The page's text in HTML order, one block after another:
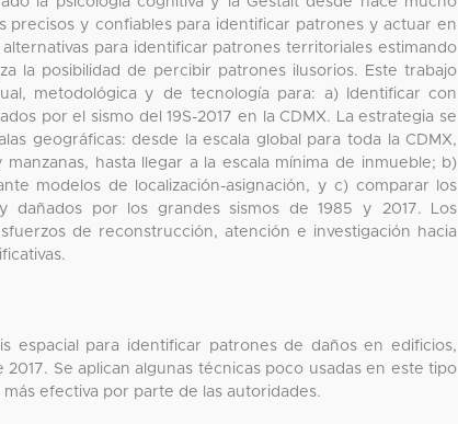
y confiables para identificar patrones y actuar en
para identificar patrones territoriales estimando
la posibilidad de percibir patrones ilusorios. Este trabajo
metodológica y de tecnología para: a) Identificar con
por el sismo del 19S-2017 en la CDMX. La estrategia se
geográficas: desde la escala global para toda la CDMX,
hasta llegar a la escala mínima de inmueble; b)
modelos de localización-asignación, y c) comparar los
dañados por los grandes sismos de 1985 y 2017. Los
de reconstrucción, atención e investigación hacia
espacial para identificar patrones de daños en edificios,
Se aplican algunas técnicas poco usadas en este tipo
efectiva por parte de las autoridades.